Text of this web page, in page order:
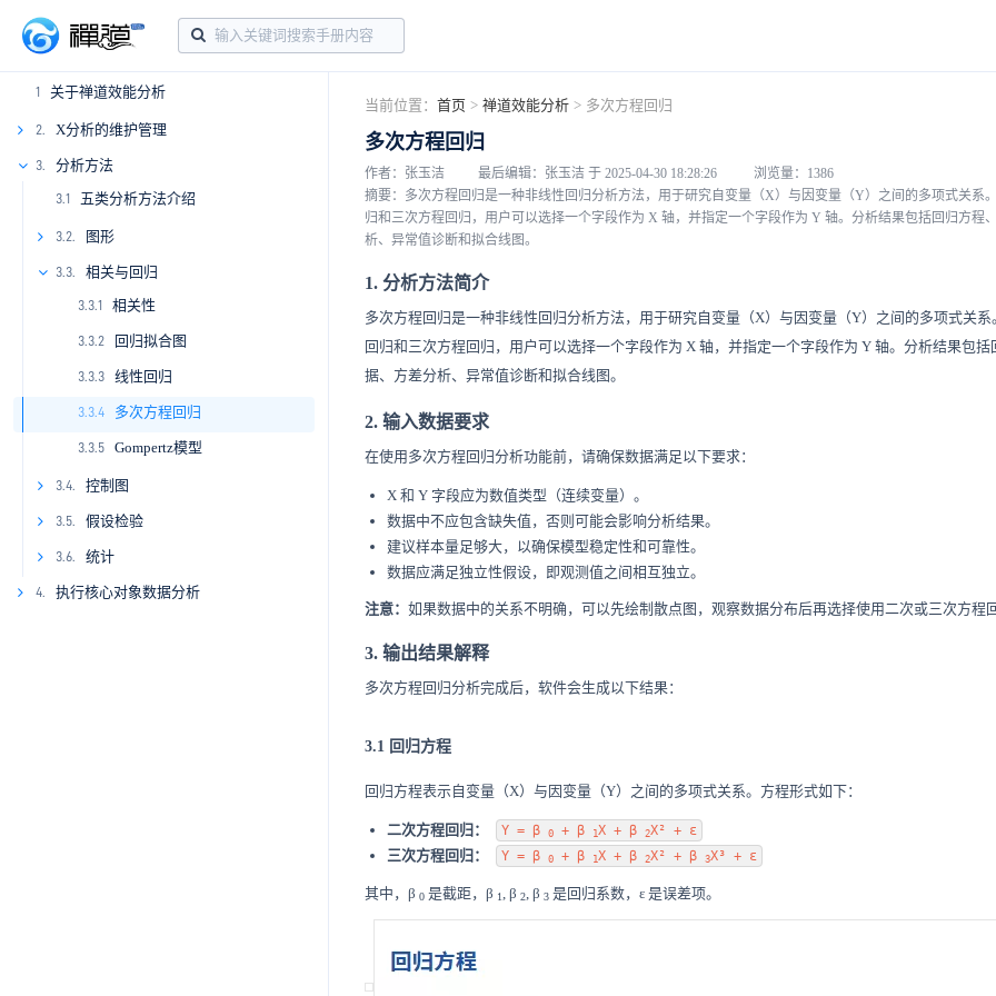
1 关于禅道效能分析
2. X分析的维护管理
2.1.
2.1.1
2.1.2
2.1.3
2.1.4
2.2.
2.2.1
2.2.2
2.2.3
3. 分析方法
3.1 五类分析方法介绍
3.2. 图形
3.2.1
3.3. 相关与回归
3.3.1 相关性
3.3.2 回归拟合图
3.3.3 线性回归
3.3.4 多次方程回归
3.3.5 Gompertz模型
3.4. 控制图
3.4.1
3.5. 假设检验
3.5.1
3.6. 统计
3.6.1
4. 执行核心对象数据分析
当前位置： 首页 > 禅道效能分析 > 多次方程回归
多次方程回归
作者：张玉洁 最后编辑：张玉洁 于 2025-04-30 18:28:26
浏览量：1386
摘要：多次方程回归是一种非线性回归分析方法，用于研究自变量（X）与因变量（Y）之间的多项式关系
归和三次方程回归，用户可以选择一个字段作为 X 轴，并指定一个字段作为 Y 轴。分析结果包括回归方程
析、异常值诊断和拟合线图。
1. 分析方法简介
多次方程回归是一种非线性回归分析方法，用于研究自变量（X）与因变量（Y）之间的多项式关
回归和三次方程回归，用户可以选择一个字段作为 X 轴，并指定一个字段作为 Y 轴。分析结果包
据、方差分析、异常值诊断和拟合线图。
2. 输入数据要求
在使用多次方程回归分析功能前，请确保数据满足以下要求：
X 和 Y 字段应为数值类型（连续变量）。
数据中不应包含缺失值，否则可能会影响分析结果。
建议样本量足够大，以确保模型稳定性和可靠性。
数据应满足独立性假设，即观测值之间相互独立。
注意： 如果数据中的关系不明确，可以先绘制散点图，观察数据分布后再选择使用二次或三次方程
3. 输出结果解释
多次方程回归分析完成后，软件会生成以下结果：
3.1 回归方程
回归方程表示自变量（X）与因变量（Y）之间的多项式关系。方程形式如下：
二次方程回归： Y = β 0 + β 1X + β 2X² + ε
三次方程回归： Y = β 0 + β 1X + β 2X² + β 3X³ + ε
其中，β 0 是截距，β 1, β 2, β 3 是回归系数，ε 是误差项。